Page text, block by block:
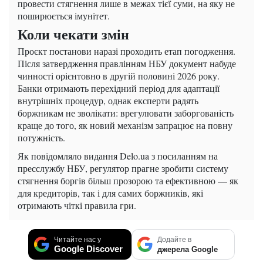
провести стягнення лише в межах тієї суми, на яку не
поширюється імунітет.
Коли чекати змін
Проєкт постанови наразі проходить етап погодження.
Після затвердження правлінням НБУ документ набуде
чинності орієнтовно в другій половині 2026 року.
Банки отримають перехідний період для адаптації
внутрішніх процедур, однак експерти радять
боржникам не зволікати: врегулювати заборгованість
краще до того, як новий механізм запрацює на повну
потужність.
Як повідомляло видання Delo.ua з посиланням на
пресслужбу НБУ, регулятор прагне зробити систему
стягнення боргів більш прозорою та ефективною — як
для кредиторів, так і для самих боржників, які
отримають чіткі правила гри.
Читайте нас у
Google Discover
Додайте в
джерела Google